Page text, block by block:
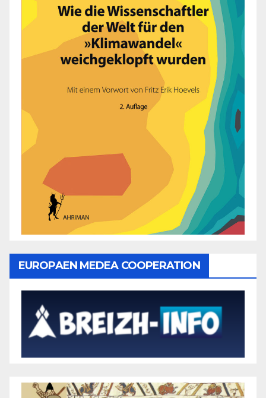
EUROPAEN MEDEA COOPERATION